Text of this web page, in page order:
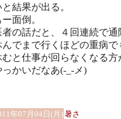
と結果が出る。
ー面倒。
者の話だと、４回連続で
んでまで行くほどの重病
むと仕事が回らなくなる方
っかいだなあ(-_-メ)
年07月04日(月)暑さ